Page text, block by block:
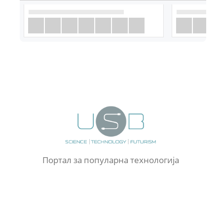
Портал за популарна технологија